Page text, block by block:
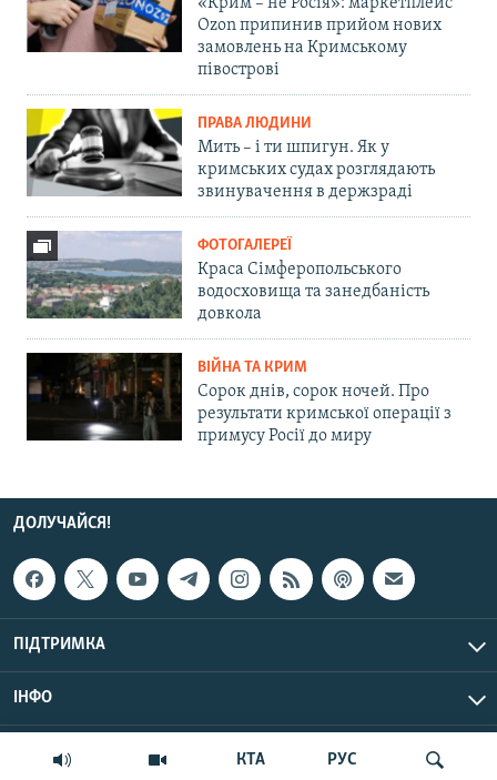
КТА РУС
Ozon припинив прийом нових
замовлень на Кримському
півострові
ПРАВА ЛЮДИНИ
Мить – і ти шпигун. Як у
кримських судах розглядають
звинувачення в держзраді
ФОТОГАЛЕРЕЇ
Краса Сімферопольського
водосховища та занедбаність
довкола
ВІЙНА ТА КРИМ
Сорок днів, сорок ночей. Про
результати кримської операції з
примусу Росії до миру
ДОЛУЧАЙСЯ!
ПІДТРИМКА
ІНФО
© Крим.Реалії, 2026 | Усі права застережено.